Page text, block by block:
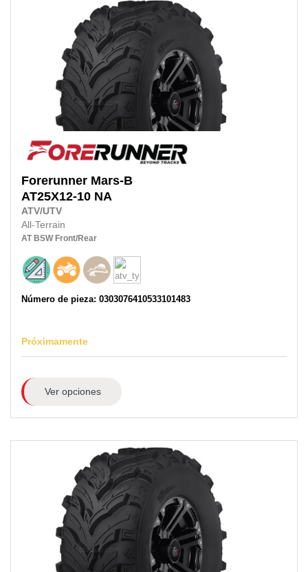
Forerunner Mars-B
AT25X12-10 NA
ATV/UTV
All-Terrain
AT BSW Front/Rear
Número de pieza: 0303076410533101483
Próximamente
Ver opciones